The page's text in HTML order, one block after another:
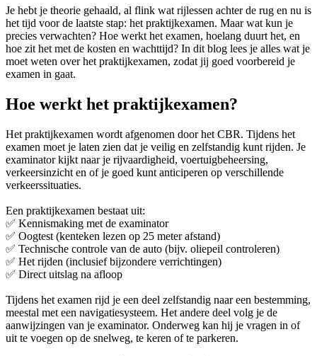
Je hebt je theorie gehaald, al flink wat rijlessen achter de rug en nu is
het tijd voor de laatste stap: het praktijkexamen. Maar wat kun je
precies verwachten? Hoe werkt het examen, hoelang duurt het, en
hoe zit het met de kosten en wachttijd? In dit blog lees je alles wat je
moet weten over het praktijkexamen, zodat jij goed voorbereid je
examen in gaat.
Hoe werkt het praktijkexamen?
Het praktijkexamen wordt afgenomen door het CBR. Tijdens het
examen moet je laten zien dat je veilig en zelfstandig kunt rijden. Je
examinator kijkt naar je rijvaardigheid, voertuigbeheersing,
verkeersinzicht en of je goed kunt anticiperen op verschillende
verkeerssituaties.
Een praktijkexamen bestaat uit:
✅ Kennismaking met de examinator
✅ Oogtest (kenteken lezen op 25 meter afstand)
✅ Technische controle van de auto (bijv. oliepeil controleren)
✅ Het rijden (inclusief bijzondere verrichtingen)
✅ Direct uitslag na afloop
Tijdens het examen rijd je een deel zelfstandig naar een bestemming,
meestal met een navigatiesysteem. Het andere deel volg je de
aanwijzingen van je examinator. Onderweg kan hij je vragen in of
uit te voegen op de snelweg, te keren of te parkeren.